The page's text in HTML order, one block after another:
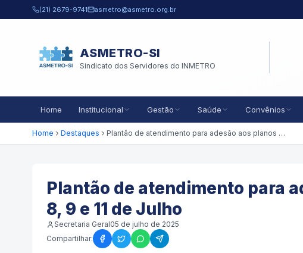
Pular para o conteúdo principal
(21) 2679-9741 asmetro@asmetro.org.br
ASMETRO-SI
Sindicato dos Servidores do INMETRO
Home Institucional Gestão Saúde Convênios
Home Destaques Plantão de atendimento para adesão aos planos de saúde – Dias 8, 9 e 11 de Julho
Plantão de atendimento para
8, 9 e 11 de Julho
Secretaria Geral05 de julho de 2025
Compartilhar: